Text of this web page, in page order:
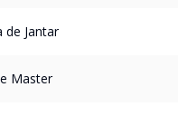
de Jantar
Master